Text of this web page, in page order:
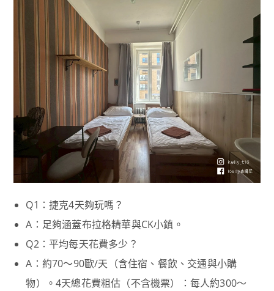
Q1：捷克4天夠玩嗎？
A：足夠涵蓋布拉格精華與CK小鎮。
Q2：平均每天花費多少？
A：約70～90歐/天（含住宿、餐飲、交通與小購
物）。4天總花費粗估（不含機票）：每人約300～